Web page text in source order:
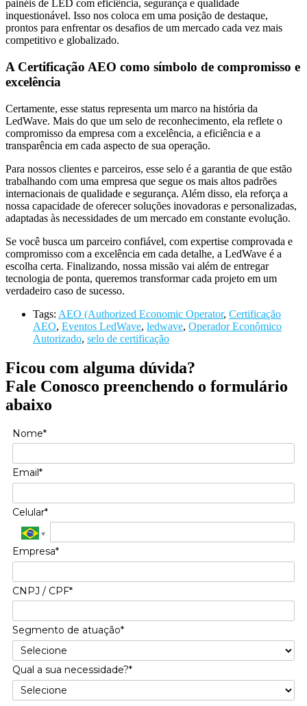
painéis de LED com eficiência, segurança e qualidade
inquestionável. Isso nos coloca em uma posição de destaque,
prontos para enfrentar os desafios de um mercado cada vez mais
competitivo e globalizado.
A Certificação AEO como símbolo de compromisso e
excelência
Certamente, esse status representa um marco na história da
LedWave. Mais do que um selo de reconhecimento, ela reflete o
compromisso da empresa com a excelência, a eficiência e a
transparência em cada aspecto de sua operação.
Para nossos clientes e parceiros, esse selo é a garantia de que estão
trabalhando com uma empresa que segue os mais altos padrões
internacionais de qualidade e segurança. Além disso, ela reforça a
nossa capacidade de oferecer soluções inovadoras e personalizadas,
adaptadas às necessidades de um mercado em constante evolução.
Se você busca um parceiro confiável, com expertise comprovada e
compromisso com a excelência em cada detalhe, a LedWave é a
escolha certa. Finalizando, nossa missão vai além de entregar
tecnologia de ponta, queremos transformar cada projeto em um
verdadeiro caso de sucesso.
Tags: AEO (Authorized Economic Operator, Certificação
AEO, Eventos LedWave, ledwave, Operador Econômico
Autorizado, selo de certificação
Ficou com alguma dúvida?
Fale Conosco preenchendo o formulário
abaixo
Nome*
Email*
Celular*
Empresa*
CNPJ / CPF*
Segmento de atuação*
Qual a sua necessidade?*